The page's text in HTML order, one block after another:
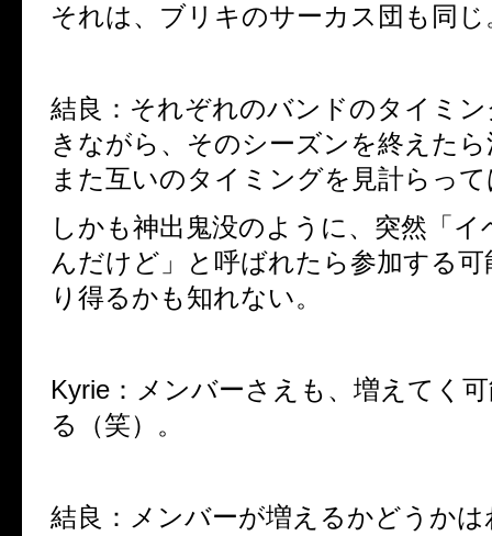
それは、ブリキのサーカス団も同じ
結良：それぞれのバンドのタイミ
きながら、そのシーズンを終えた
また互いのタイミングを見計らっ
しかも神出鬼没のように、突然「
んだけど」と呼ばれたら参加する
り得るかも知れない。
Kyrie：メンバーさえも、増えてく
る（笑）。
結良：メンバーが増えるかどうか